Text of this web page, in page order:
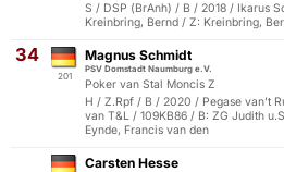
S / DSP (BrAnh) / B / 2018 / Ikarus
Kreinbring, Bernd / Z: Kreinbring,
34
201
Magnus Schmidt
PSV Domstadt Naumburg e.V.
Poker van Stal Moncis Z
H / Z.Rpf / B / 2020 / Pegase van't
van T&L / 109KB86 / B: ZG Judith
Eynde, Francis van den
Carsten Hesse